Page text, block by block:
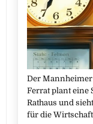
Der
Ferrat plant eine
Rathaus und
für die